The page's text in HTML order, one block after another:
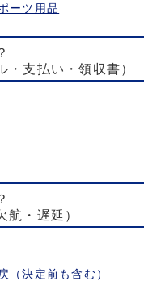
ーツ用品
・支払い・領収書）
航・遅延）
（決定前も含む）